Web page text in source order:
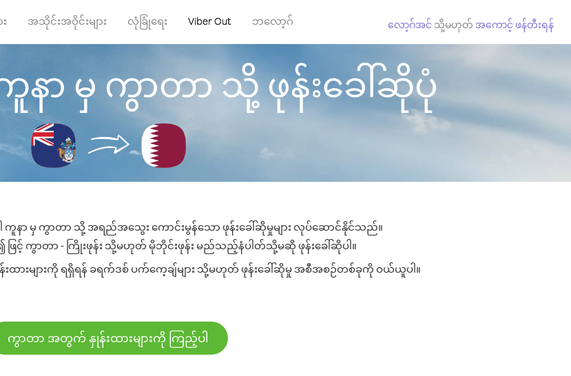
အသိုင်းအဝိုင်းများ လုံခြုံရေး Viber Out ဘလော့ဂ် လော့ဂ်အင် သို့မဟုတ် အကောင့် ဖန်တီးရန်
နာ မှ ကွာတာ သို့ ဖုန်းခေါ်ဆိုပုံ
ကူနာ မှ ကွာတာ သို့ အရည်အသွေး ကောင်းမွန်သော ဖုန်းခေါ်ဆိုမှုများ လုပ်ဆောင်နိုင်သည်။
ဖြင့် ကွာတာ - ကြိုးဖုန်း သို့မဟုတ် မိုဘိုင်းဖုန်း မည်သည့်နံပါတ်သို့မဆို ဖုန်းခေါ်ဆိုပါ။
ားများကို ရရှိရန် ခရက်ဒစ် ပက်ကေ့ချ်များ သို့မဟုတ် ဖုန်းခေါ်ဆိုမှု အစီအစဉ်တစ်ခုကို ဝယ်ယူပါ။
ကွာတာ အတွက် နှုန်းထားများကို ကြည့်ပါ